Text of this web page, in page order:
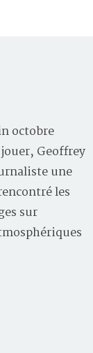
octobre
Geoffrey
une
les
sur